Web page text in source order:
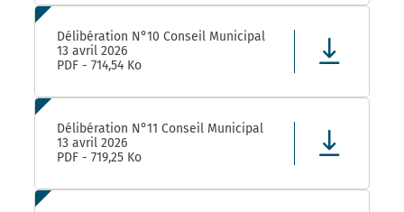
Délibération N°10 Conseil Municipal
13 avril 2026
PDF - 714,54 Ko
Délibération N°11 Conseil Municipal
13 avril 2026
PDF - 719,25 Ko